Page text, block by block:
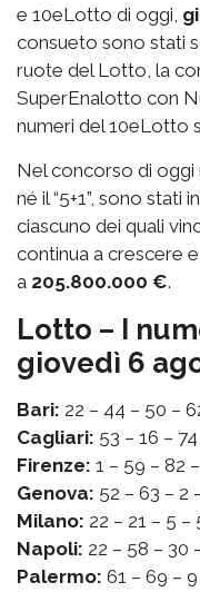
e 10eLotto di oggi,
consueto sono stati
ruote del Lotto, la
SuperEnalotto con
numeri del 10eLotto
Nel concorso di oggi
né il “5+1”, sono stati
ciascuno dei quali
continua a crescere
a 205.800.000 €.
Lotto – I
giovedì 6
Bari: 22 – 44 – 50 –
Cagliari: 53 – 16 –
Firenze: 1 – 59 – 82
Genova: 52 – 63 – 2
Milano: 22 – 21 – 5 –
Napoli: 22 – 58 – 30
Palermo: 61 – 69 –